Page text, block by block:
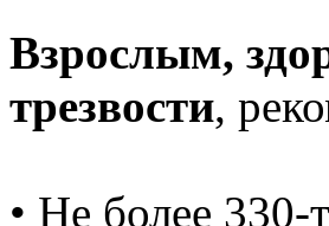
Взрослым,
трезвости,
• Не более